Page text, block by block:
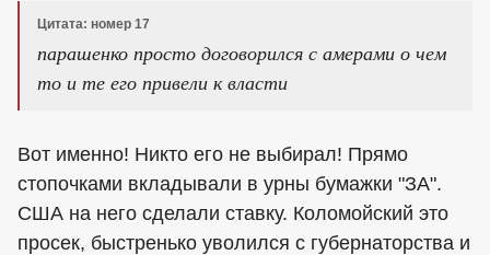
Цитата: номер 17
парашенко просто договорился с амерами о чем
то и те его привели к власти
Вот именно! Никто его не выбирал! Прямо
стопочками вкладывали в урны бумажки "ЗА".
США на него сделали ставку. Коломойский это
просек, быстренько уволился с губернаторства и